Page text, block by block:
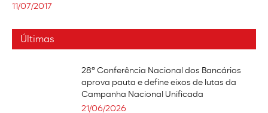
11/07/2017
Últimas
28ª Conferência Nacional dos Bancários
aprova pauta e define eixos de lutas da
Campanha Nacional Unificada
21/06/2026